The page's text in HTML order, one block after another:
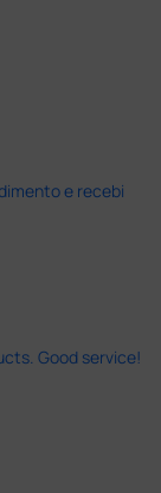
e recebi
Good service!